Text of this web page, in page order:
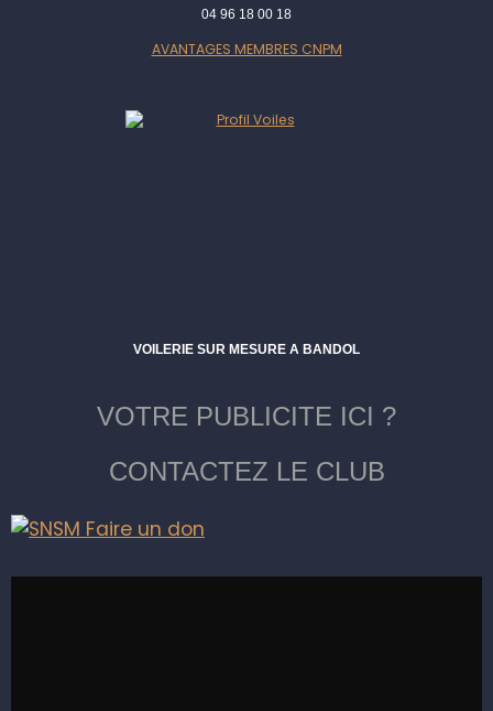
04 96 18 00 18
AVANTAGES MEMBRES CNPM
VOILERIE SUR MESURE A BANDOL
VOTRE PUBLICITE ICI ?
CONTACTEZ LE CLUB